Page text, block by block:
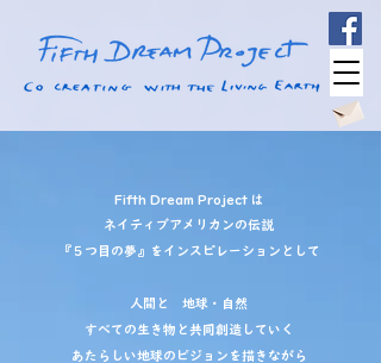
Fifth Dream Project は
ネイティブアメリカンの伝説
『５つ目の夢』をインスピレーションとして
人間と 地球・自然
すべての生き物と共同創造していく
あたらしい地球のビジョンを描きながら